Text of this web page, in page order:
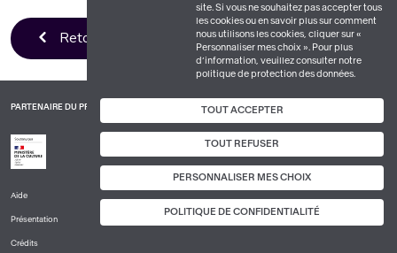
site. Si vous ne souhaitez pas accepter tous
les cookies ou en savoir plus sur comment
nous utilisons les cookies, cliquer sur «
Personnaliser mes choix ». Pour plus
d’information, veuillez consulter notre
politique de protection des données.
TOUT ACCEPTER
TOUT REFUSER
PERSONNALISER MES CHOIX
POLITIQUE DE CONFIDENTIALITÉ
Retour à la liste
PARTENAIRE DU PROJET
DE
PAGE
Aide
Présentation
Crédits